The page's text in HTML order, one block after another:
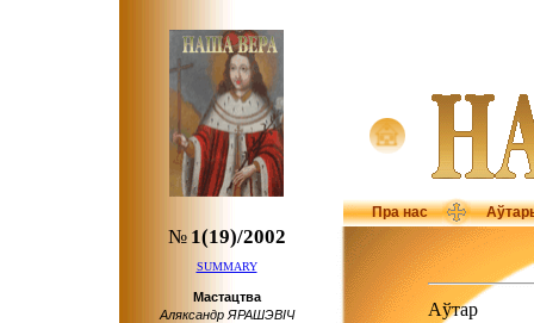
Пра нас
№ 1(19)/2002
SUMMARY
Мастацтва
Аляксандр ЯРАШЭВІЧ
Аўтар